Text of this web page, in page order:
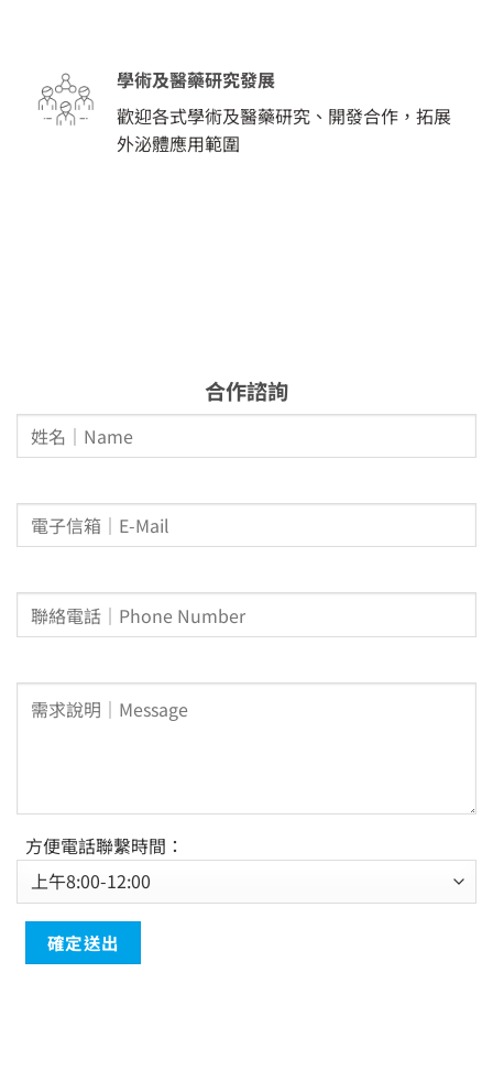
學術及醫藥研究發展
歡迎各式學術及醫藥研究、開發合作，拓展
外泌體應用範圍
合作諮詢
方便電話聯繫時間：